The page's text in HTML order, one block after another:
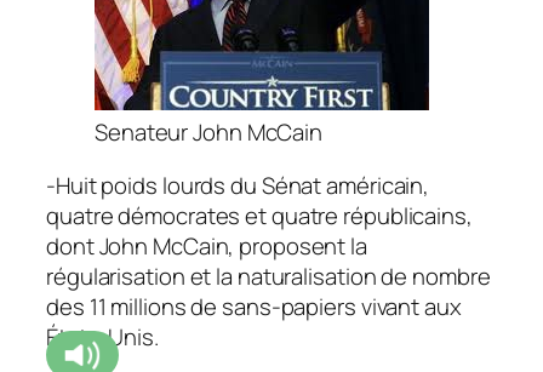
Senateur John McCain
-Huit poids lourds du Sénat américain,
quatre démocrates et quatre républicains,
dont John McCain, proposent la
régularisation et la naturalisation de nombre
des 11 millions de sans-papiers vivant aux
États-Unis.